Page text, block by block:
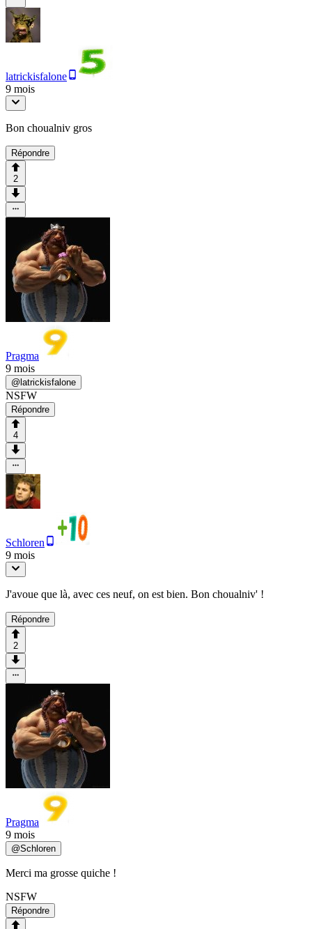
latrickisfalone
9 mois
Bon choualniv gros
Répondre
2
Pragma
9 mois
@ latrickisfalone
NSFW
Répondre
4
Schloren
9 mois
J'avoue que là, avec ces neuf, on est bien. Bon choualniv' !
Répondre
2
Pragma
9 mois
@Schloren
Merci ma grosse quiche !
NSFW
Répondre